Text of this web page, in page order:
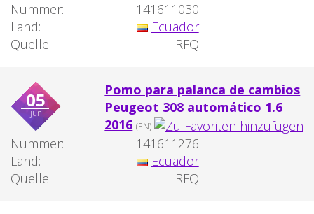
Nummer:
141611030
Land:
Ecuador
Quelle:
RFQ
05
jun
Pomo para palanca de cambios
Peugeot 308 automático 1.6
2016 (EN)
Nummer:
141611276
Land:
Ecuador
Quelle:
RFQ